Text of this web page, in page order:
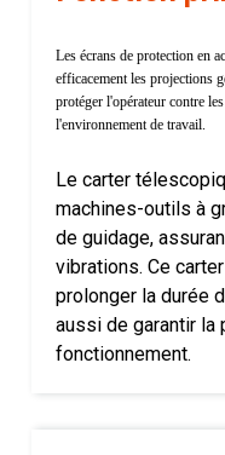
Les écrans de protection en
efficacement les projections
protéger l'opérateur contre
l'environnement de travail.
Le carter
machines-outils à
de guidage,
vibrations. Ce
prolonger la durée
aussi de garantir la
fonctionnement.